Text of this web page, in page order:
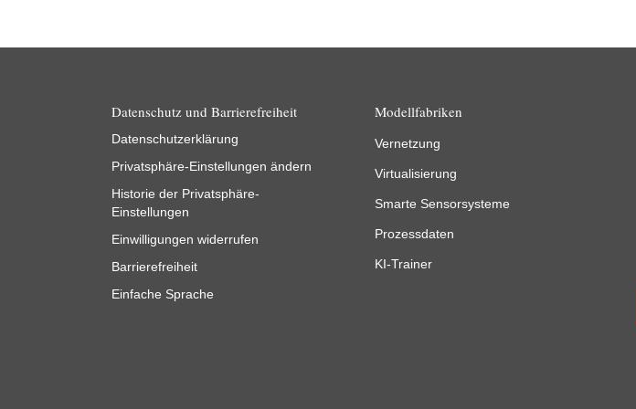
Datenschutz und Barrierefreiheit
Datenschutzerklärung
Privatsphäre-Einstellungen ändern
Historie der Privatsphäre-
Einstellungen
Einwilligungen widerrufen
Barrierefreiheit
Einfache Sprache
Modellfabriken
Vernetzung
Virtualisierung
Smarte Sensorsysteme
Prozessdaten
KI-Trainer